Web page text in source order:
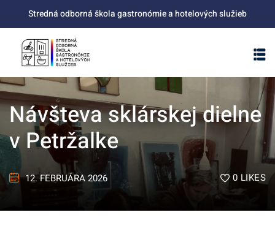
content
Stredná odborná škola gastronómie a hotelových služieb
Návšteva sklárskej dielne
v Petržalke
12. FEBRUÁRA 2026 0 LIKES